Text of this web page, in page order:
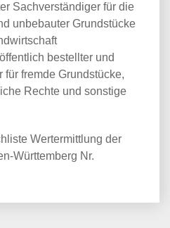
Sachverständiger für die
unbebauter Grundstücke
bestellter und
für fremde Grundstücke,
Rechte und sonstige
Wertermittlung der
Württemberg Nr.